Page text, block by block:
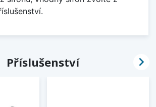
Příslušenství 